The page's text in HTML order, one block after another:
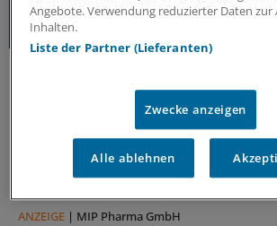
Neue Antibiotika-Studie
besonderen Wirkmechanismus
Für die Langzeitprophylaxe von
sind geringe Resistenzraten und gute
entscheidend. Eine neue Studie zeigt,
Antibiotikum beides erfüllt.
ANZEIGE | MIP Pharma GmbH
Angebote. Verwendung reduzierter Daten zur
Inhalten.
Liste der Partner (Lieferanten)
Zwecke anzeigen
Alle ablehnen